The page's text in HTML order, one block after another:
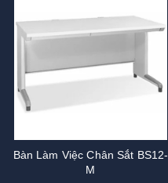
Bàn Làm Việc Chân Sắt BS12-
M